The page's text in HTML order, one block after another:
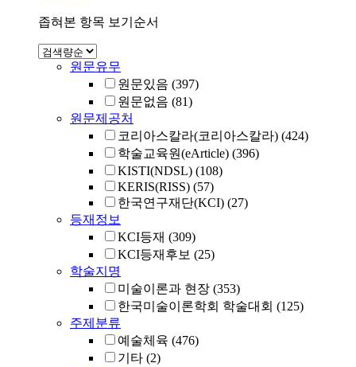
좁혀본 항목 보기순서
원문유무
원문있음 (397)
원문없음 (81)
원문제공처
코리아스칼라(코리아스칼라) (424)
학술교육원(eArticle) (396)
KISTI(NDSL) (108)
KERIS(RISS) (57)
한국연구재단(KCI) (27)
등재정보
KCI등재 (309)
KCI등재후보 (25)
학술지명
미술이론과 현장 (353)
한국미술이론학회 학술대회 (125)
주제분류
예술체육 (476)
기타 (2)